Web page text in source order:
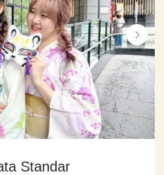
Standar